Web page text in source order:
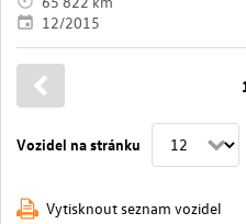
12/2015
Vozidel na stránku
Vytisknout seznam vozidel